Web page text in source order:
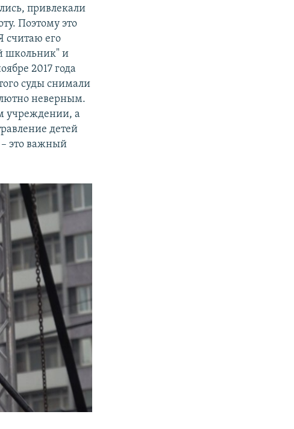
привлекали
Поэтому это
считаю его
школьник" и
2017 года
суды снимали
неверным.
учреждении, а
детей
это важный